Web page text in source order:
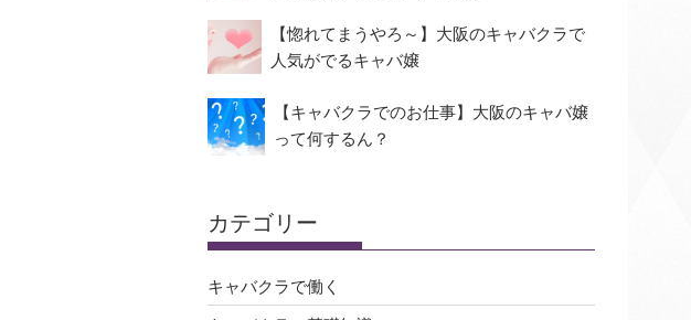
【惚れてまうやろ～】大阪のキャバクラで
人気がでるキャバ嬢
【キャバクラでのお仕事】大阪のキャバ嬢
って何するん？
カテゴリー
キャバクラで働く